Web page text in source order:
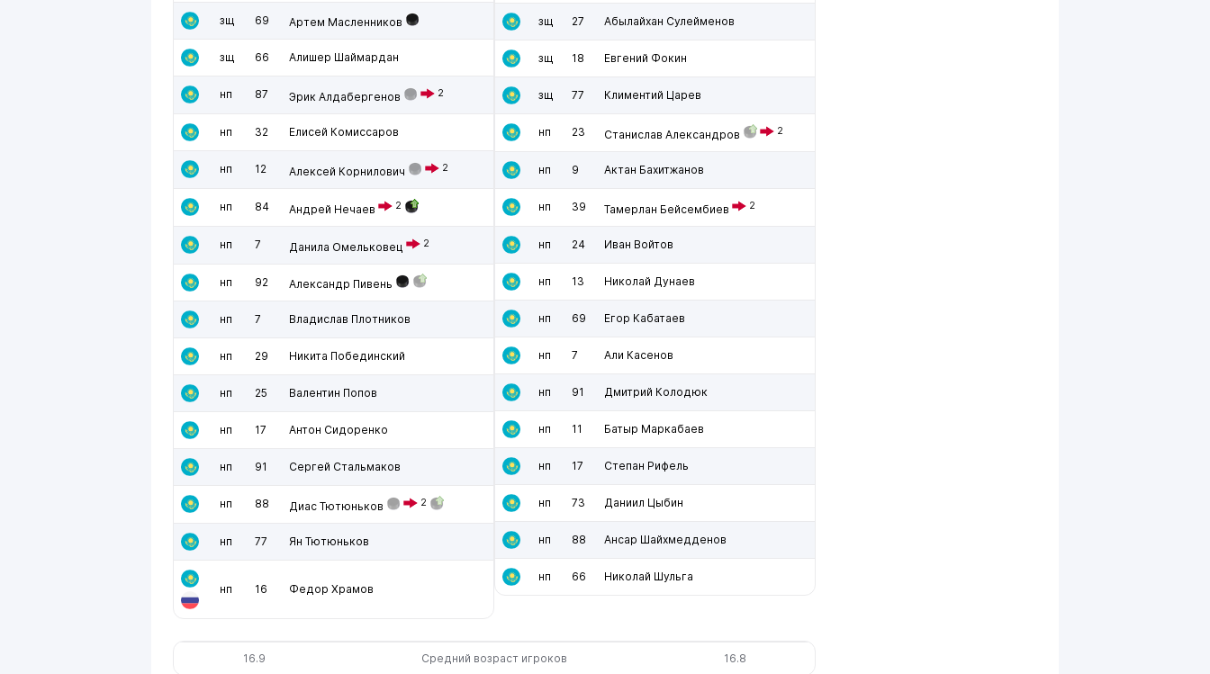
зщ 69 Артем Масленников
зщ 66 Алишер Шаймардан
нп 87 Эрик Алдабергенов 2
нп 32 Елисей Комиссаров
нп 12 Алексей Корнилович 2
нп 84 Андрей Нечаев 2
нп 7 Данила Омельковец 2
нп 92 Александр Пивень
нп 7 Владислав Плотников
нп 29 Никита Побединский
нп 25 Валентин Попов
нп 17 Антон Сидоренко
нп 91 Сергей Стальмаков
нп 88 Диас Тютюньков 2
нп 77 Ян Тютюньков
нп 16 Федор Храмов
зщ 27 Абылайхан Сулейменов
зщ 18 Евгений Фокин
зщ 77 Климентий Царев
нп 23 Станислав Александров 2
нп 9 Актан Бахитжанов
нп 39 Тамерлан Бейсембиев 2
нп 24 Иван Войтов
нп 13 Николай Дунаев
нп 69 Егор Кабатаев
нп 7 Али Касенов
нп 91 Дмитрий Колодюк
нп 11 Батыр Маркабаев
нп 17 Степан Рифель
нп 73 Даниил Цыбин
нп 88 Ансар Шайхмедденов
нп 66 Николай Шульга
16.9 Средний возраст игроков 16.8